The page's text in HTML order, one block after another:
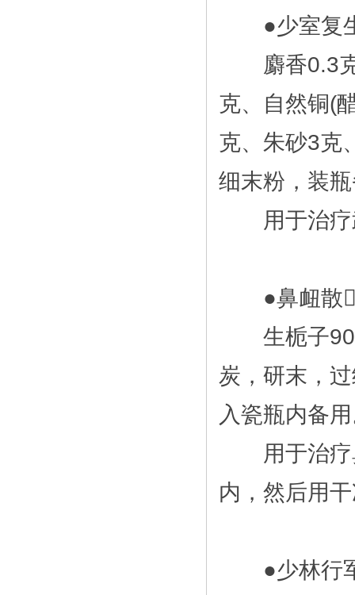
●少室复
麝香0.3克
克、自然铜(
克、朱砂3克
细末粉，装
用于治疗
●鼻衄散
生栀子90
炭，研末，
入瓷瓶内备
用于治疗
内，然后用
●少林行